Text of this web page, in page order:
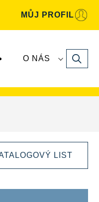
MŮJ PROFIL
O NÁS Search
LIST